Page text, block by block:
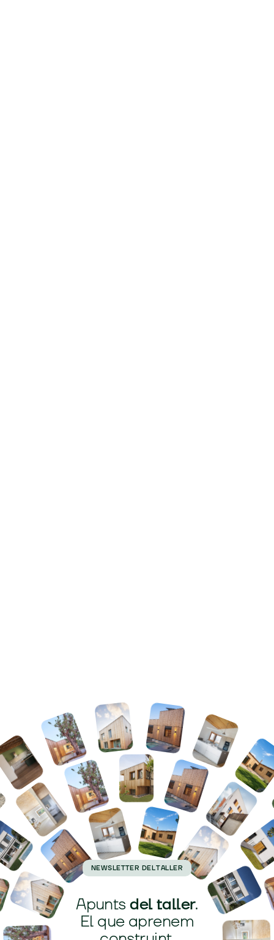
NEWSLETTER DEL TALLER
Apuntsdel taller.
El que aprenem